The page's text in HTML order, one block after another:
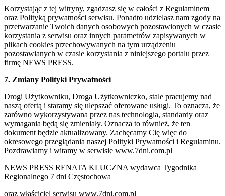
Korzystając z tej witryny, zgadzasz się w całości z Regulaminem
oraz Polityką prywatności serwisu. Ponadto udzielasz nam zgody na
przetwarzanie Twoich danych osobowych pozostawionych w czasie
korzystania z serwisu oraz innych parametrów zapisywanych w
plikach cookies przechowywanych na tym urządzeniu
pozostawianych w czasie korzystania z niniejszego portalu przez
firmę NEWS PRESS.
7. Zmiany Polityki Prywatności
Drogi Użytkowniku, Droga Użytkowniczko, stale pracujemy nad
naszą ofertą i staramy się ulepszać oferowane usługi. To oznacza, że
zarówno wykorzystywana przez nas technologia, standardy oraz
wymagania będą się zmieniały. Oznacza to również, że ten
dokument będzie aktualizowany. Zachęcamy Cię więc do
okresowego przeglądania naszej Polityki Prywatności i Regulaminu.
Pozdrawiamy i witamy w serwisie www.7dni.com.pl
NEWS PRESS RENATA KLUCZNA wydawca Tygodnika
Regionalnego 7 dni Częstochowa
oraz właściciel serwisu www.7dni.com.pl